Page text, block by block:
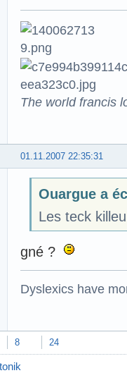
The world francis
01.11.2007 22:35:31
Ouargue a
Les teck
gné ?
Dyslexics have
8 24